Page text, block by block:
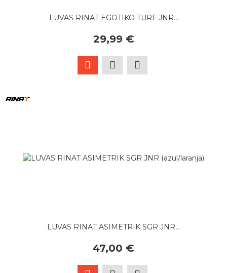
LUVAS RINAT EGOTIKO TURF JNR...
29,99 €
LUVAS RINAT ASIMETRIK SGR JNR...
47,00 €